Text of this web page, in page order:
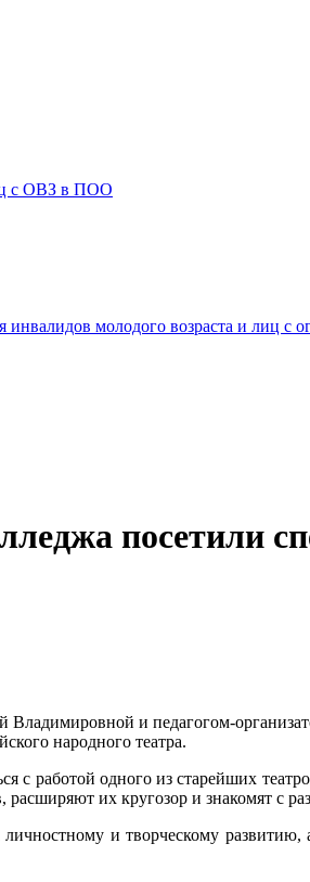
с ОВЗ в ПОО
молодого возраста и лиц с
посетили
Владимировной и педагогом-
народного театра.
с работой одного из старейших
их кругозор и знакомят с
и творческому развитию,